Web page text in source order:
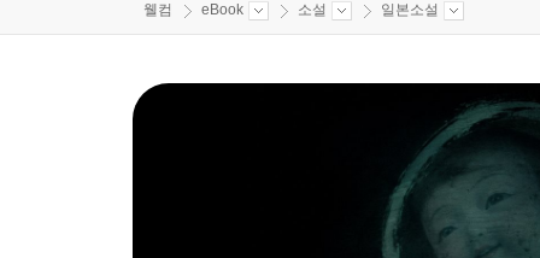
웰컴 eBook 소설 일본소설